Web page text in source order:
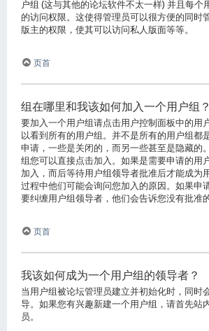
户组 (这与其他的论坛软件不太一样) 并且每个
的访问权限。这使得管理员可以很方便的同时
版主的权限，使其可以访问私人版面等等。
页首
组在哪里和我该如何加入一个用户组？
要加入一个用户组请点击用户控制面板中的用
以看到所有的用户组。并不是所有的用户组都
申请，一些是关闭的，而另一些甚至是隐藏的
组您可以直接点击加入。如果是需要申请的用
加入，而后等待用户组领导者批准后才能成为
过程中他们可能会询问您加入的原因。如果申
要纠缠用户组领导者，他们会告诉您没有批准
页首
我该如何成为一个用户组的领导者？
当用户组被论坛管理员建立并初始化时，同时
导。如果您有兴趣新建一个用户组，请首先站
员。